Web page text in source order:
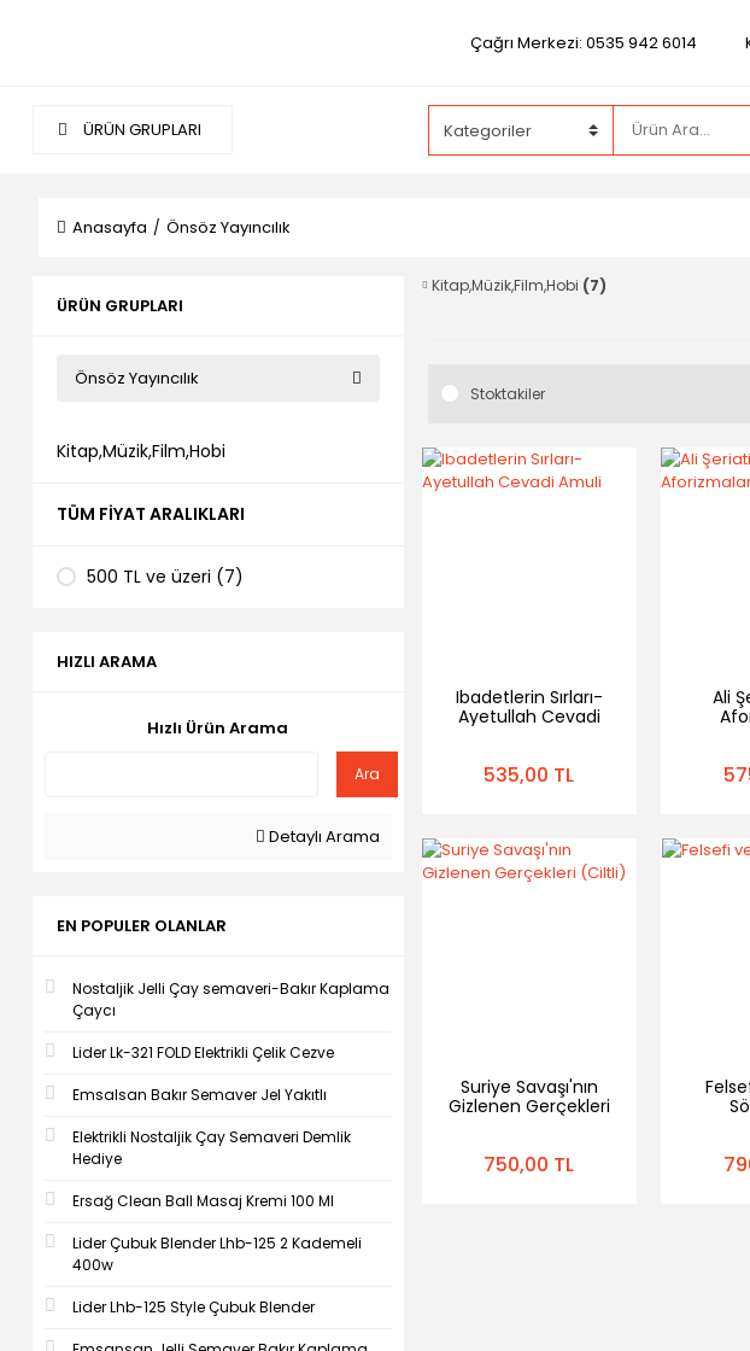
Çağrı Merkezi: 0535 942 6014
ÜRÜN GRUPLARI
Anasayfa Önsöz Yayıncılık
ÜRÜN GRUPLARI
Önsöz Yayıncılık
Kitap,Müzik,Film,Hobi
TÜM FIYAT ARALIKLARI
500 TL ve üzeri (7)
HIZLI ARAMA
Hızlı Ürün Arama
Ara
Detaylı Arama
EN POPULER OLANLAR
Nostaljik Jelli Çay semaveri-Bakır Kaplama
Çaycı
Lider Lk-321 FOLD Elektrikli Çelik Cezve
Emsalsan Bakır Semaver Jel Yakıtlı
Elektrikli Nostaljik Çay Semaveri Demlik
Hediye
Ersağ Clean Ball Masaj Kremi 100 Ml
Lider Çubuk Blender Lhb-125 2 Kademeli
400w
Lider Lhb-125 Style Çubuk Blender
Kitap,Müzik,Film,Hobi (7)
Stoktakiler
Ibadetlerin Sırları-
Ayetullah Cevadi
535,00 TL
Ali
Suriye Savaşı'nın
Gizlenen Gerçekleri
750,00 TL